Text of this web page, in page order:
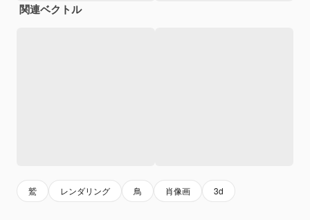
関連ベクトル
鷲 レンダリング 鳥 肖像画 3d